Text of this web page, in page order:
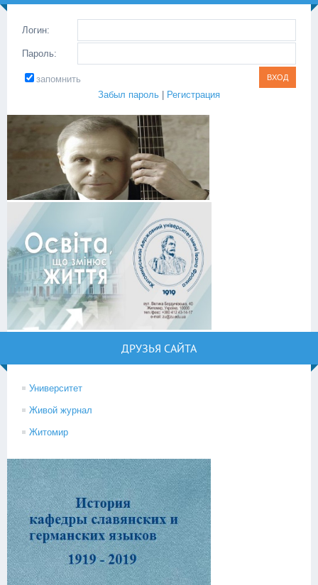
Логин:
Пароль:
запомнить
Забыл пароль
Регистрация
ДРУЗЬЯ САЙТА
Университет
Живой журнал
Житомир